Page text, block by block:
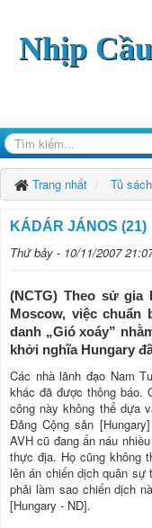
Nhịp
Trang nhất Tủ
KÁDÁR JÁNOS (21)
Thứ bảy - 10/11/2007
(NCTG) Theo sử
Moscow, việc
danh „Gió xoáy”
khởi nghĩa Hungary
Các nhà lãnh đạo Nam
khác đã được thông báo.
công này không thể dựa
Đảng Cộng sản
AVH cũ đang ẩn náu
thực địa. Họ cũng không
lên án chiến dịch quân
phải làm sao chiến dịch
[Hungary - ND].